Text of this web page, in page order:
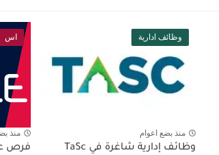
وظائف ادارية
منذ بضع اعوام
وظائف إدارية شاغرة في TaSc
اس
منذ
فرص